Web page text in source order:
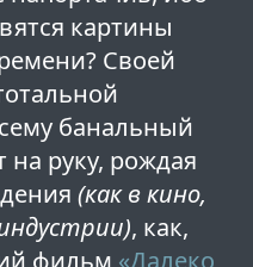
картины
Своей
банальный
на руку, рождая
(как в кино,
, как,
фильм «Далеко